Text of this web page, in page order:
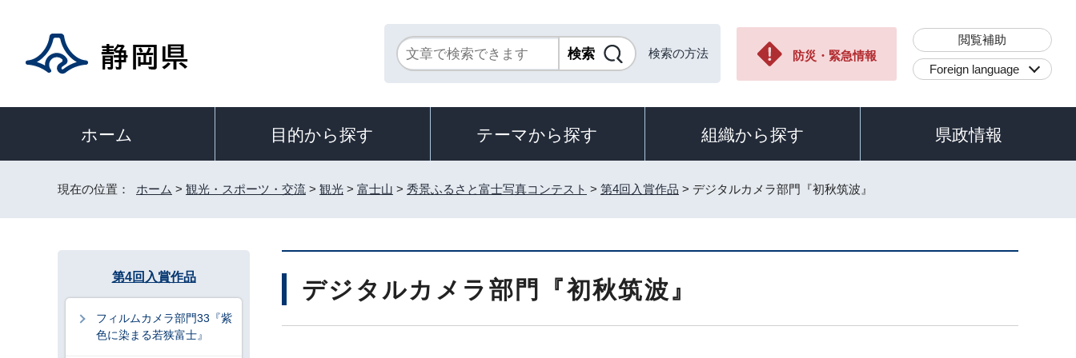
検索の方法 防災・緊急情報
閲覧補助
Foreign language
ホーム 目的から探す テーマから探す 組織から探す 県政情報
現在の位置： ホーム > 観光・スポーツ・交流 > 観光 > 富士山 > 秀景ふるさと富士写真コンテスト > 第4回入賞作品 > デジタルカメラ部門『初秋筑波』
デジタルカメラ部門『初秋筑波』
第4回入賞作品
フィルムカメラ部門33『紫
色に染まる若狭富士』